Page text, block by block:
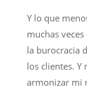
Y lo que
muchas
la burocracia
los clientes. Y
armonizar mi